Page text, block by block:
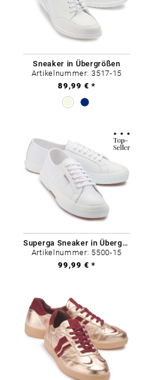
Sneaker in Übergrößen
Artikelnummer: 3517-15
89,99 € *
Superga Sneaker in Übergrößen
Artikelnummer: 5500-15
99,99 € *